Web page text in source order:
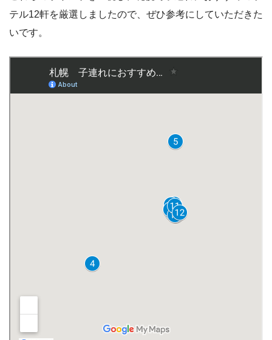
テル12軒を厳選しましたので、ぜひ参考にしていただきた
いです。